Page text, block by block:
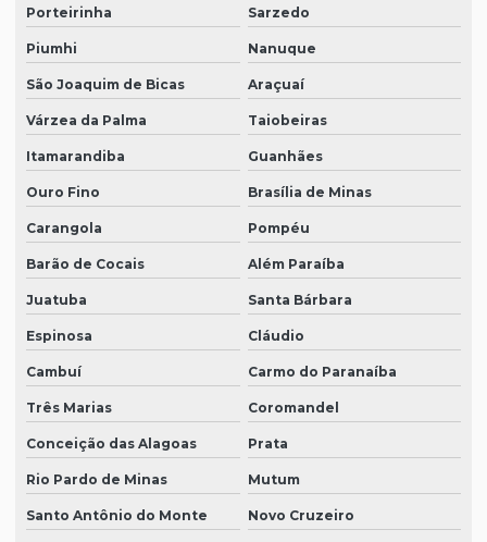
Porteirinha Sarzedo
Piumhi Nanuque
São Joaquim de Bicas Araçuaí
Várzea da Palma Taiobeiras
Itamarandiba Guanhães
Ouro Fino Brasília de Minas
Carangola Pompéu
Barão de Cocais Além Paraíba
Juatuba Santa Bárbara
Espinosa Cláudio
Cambuí Carmo do Paranaíba
Três Marias Coromandel
Conceição das Alagoas Prata
Rio Pardo de Minas Mutum
Santo Antônio do Monte Novo Cruzeiro